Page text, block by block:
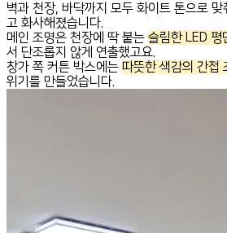
벽과 천장, 바닥까지 모두 화이트 톤으로 맞
고 화사해졌습니다.
메인 조명은 천장에 딱 붙는 슬림한 LED 평
서 단조롭지 않게 연출했고요.
창가 쪽 커튼 박스에는 따뜻한 색감의 간접
위기를 만들었습니다.